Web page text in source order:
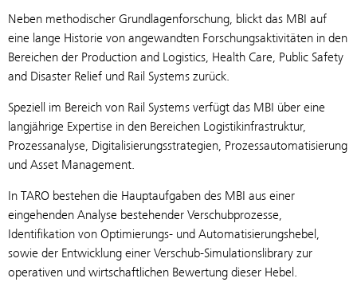
Neben methodischer Grundlagenforschung, blickt das MBI auf
eine lange Historie von angewandten Forschungsaktivitäten in den
Bereichen der Production and Logistics, Health Care, Public Safety
and Disaster Relief und Rail Systems zurück.
Speziell im Bereich von Rail Systems verfügt das MBI über eine
langjährige Expertise in den Bereichen Logistikinfrastruktur,
Prozessanalyse, Digitalisierungsstrategien, Prozessautomatisierung
und Asset Management.
In TARO bestehen die Hauptaufgaben des MBI aus einer
eingehenden Analyse bestehender Verschubprozesse,
Identifikation von Optimierungs- und Automatisierungshebel,
sowie der Entwicklung einer Verschub-Simulationslibrary zur
operativen und wirtschaftlichen Bewertung dieser Hebel.